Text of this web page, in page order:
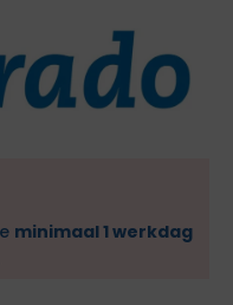
minimaal 1 werkdag